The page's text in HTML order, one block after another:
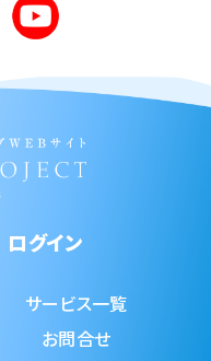
ログイン
サービス一覧
お問合せ